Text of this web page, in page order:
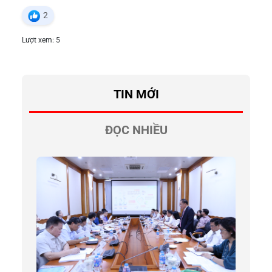
2
Lượt xem: 5
TIN MỚI
ĐỌC NHIỀU